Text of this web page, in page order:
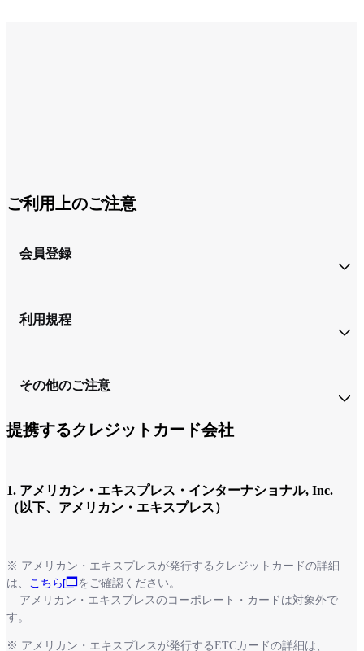
ご利用上のご注意
会員登録
利用規程
その他のご注意
提携するクレジットカード会社
1. アメリカン・エキスプレス・インターナショナル, Inc.
（以下、アメリカン・エキスプレス）
※ アメリカン・エキスプレスが発行するクレジットカードの詳細
は、
こちら
をご確認ください。
アメリカン・エキスプレスのコーポレート・カードは対象外で
す。
※ アメリカン・エキスプレスが発行するETCカードの詳細は、